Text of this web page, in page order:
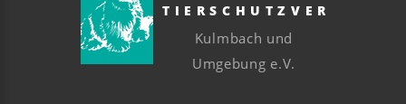
TIERSCHUTZVEREIN
Kulmbach und
Umgebung e.V.